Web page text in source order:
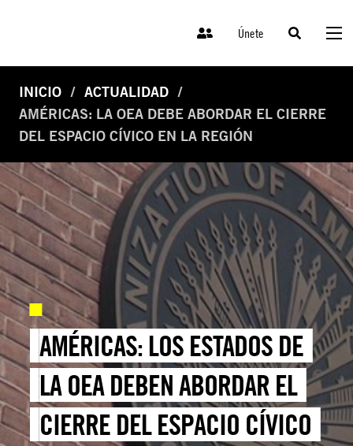
Únete
INICIO
ACTUALIDAD
AMÉRICAS: LA OEA DEBE ABORDAR EL CIERRE
DEL ESPACIO CÍVICO EN LA REGIÓN
AMÉRICAS: LOS ESTADOS DE
LA OEA DEBEN ABORDAR EL
CIERRE DEL ESPACIO CÍVICO